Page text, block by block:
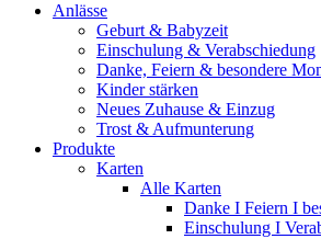
Anlässe
Geburt & Babyzeit
Einschulung & Verabschiedung
Danke, Feiern & besondere
Kinder stärken
Neues Zuhause & Einzug
Trost & Aufmunterung
Produkte
Karten
Alle Karten
Danke I Feiern I
Einschulung I